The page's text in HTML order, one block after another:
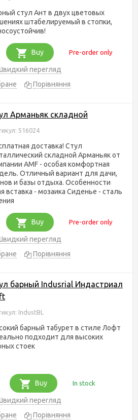
стул Ант в двух цветовых
штабелируемый в стопки,
Buy Pre-order only
перегляд
Порівняння
Арманьяк складной
516024
доставка! Стул
складной Арманьяк от
AMF - особая комфортная
Отличный вариант для дачи,
и базы отдыха. Особенности
вставка - мозаика Сиденье - сталь
Buy Pre-order only
перегляд
Порівняння
барный Indusrial Индастриал
IndustBL
барный табурет в стиле Лофт
подходит для высоких
стоек
Buy In stock
перегляд
Порівняння